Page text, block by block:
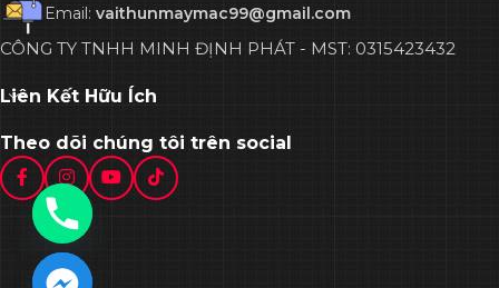
Email: vaithunmaymac99@gmail.com
CÔNG TY TNHH MINH ĐỊNH PHÁT - MST: 0315423432
Liên Kết Hữu Ích
Theo dõi chúng tôi trên social
chaty